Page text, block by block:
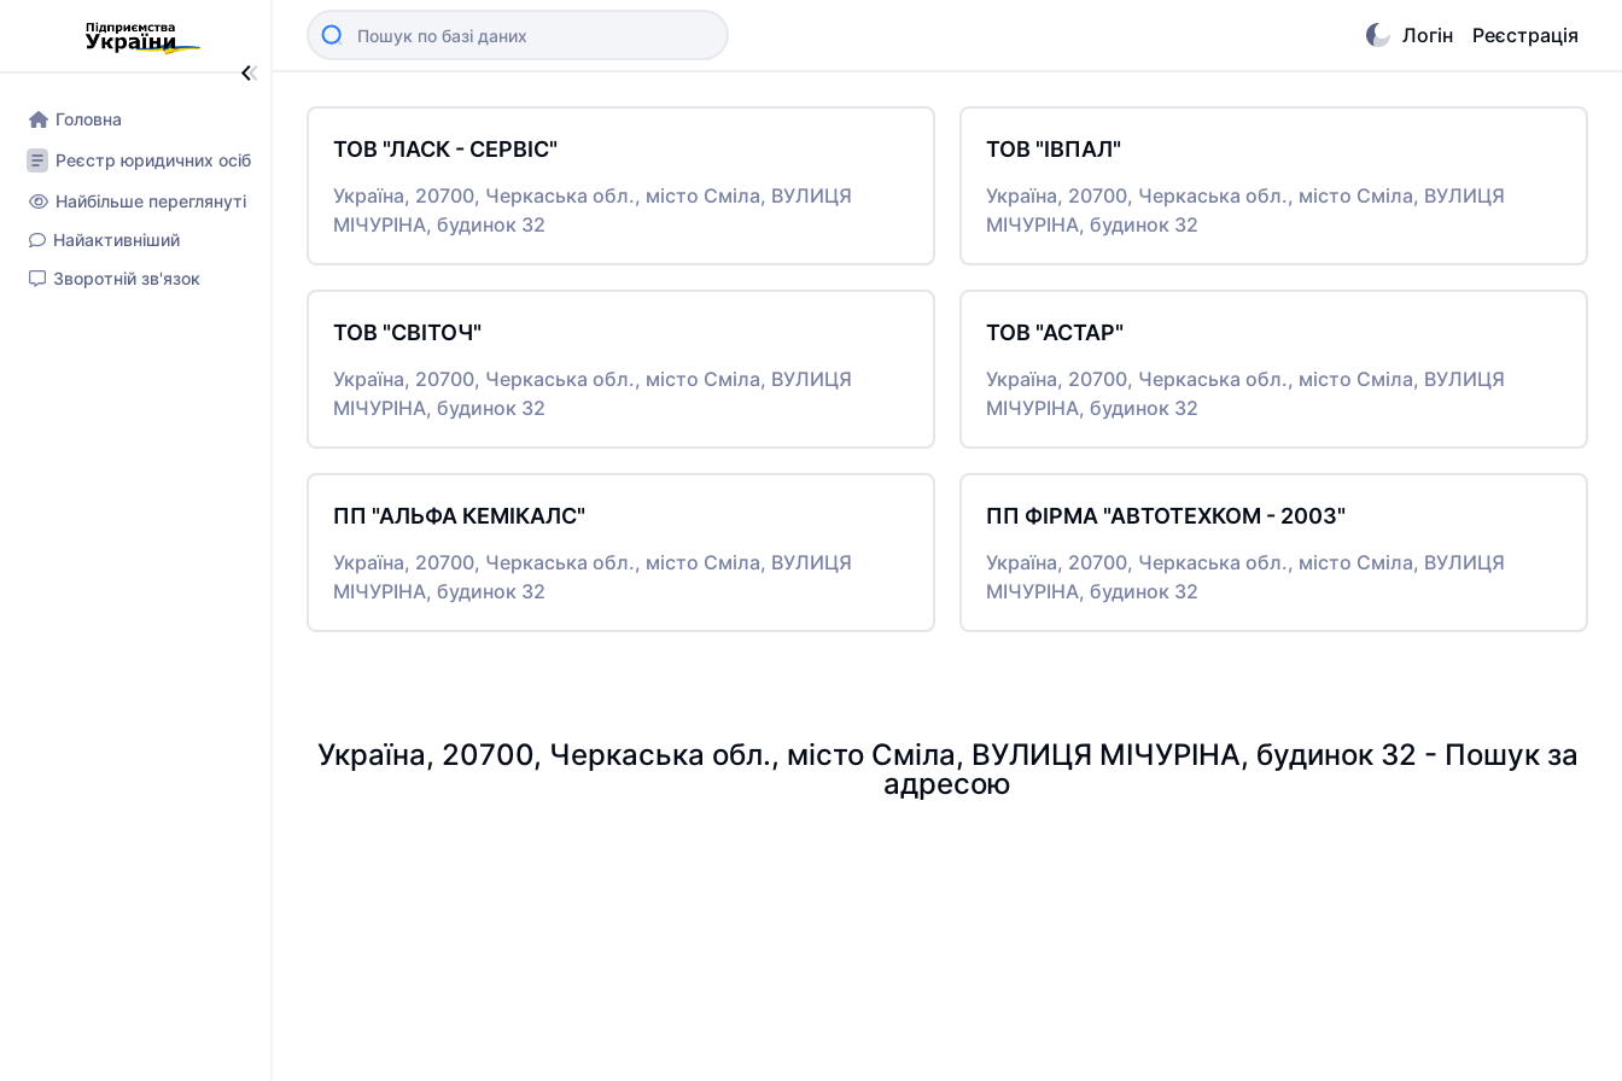
Головна
Реєстр юридичних осіб
Найбільше переглянуті
Найактивніший
Зворотній зв'язок
Логін Реєстрація
ТОВ "ЛАСК - СЕРВІС"
Україна, 20700, Черкаська обл., місто Сміла, ВУЛИЦЯ
МІЧУРІНА, будинок 32
ТОВ "ІВПАЛ"
Україна, 20700, Черкаська обл., місто Сміла, ВУЛИЦЯ
МІЧУРІНА, будинок 32
ТОВ "СВІТОЧ"
Україна, 20700, Черкаська обл., місто Сміла, ВУЛИЦЯ
МІЧУРІНА, будинок 32
ТОВ "АСТАР"
Україна, 20700, Черкаська обл., місто Сміла, ВУЛИЦЯ
МІЧУРІНА, будинок 32
ПП "АЛЬФА КЕМІКАЛС"
Україна, 20700, Черкаська обл., місто Сміла, ВУЛИЦЯ
МІЧУРІНА, будинок 32
ПП ФІРМА "АВТОТЕХКОМ - 2003"
Україна, 20700, Черкаська обл., місто Сміла, ВУЛИЦЯ
МІЧУРІНА, будинок 32
Україна, 20700, Черкаська обл., місто Сміла, ВУЛИЦЯ МІЧУРІНА, будинок 32 - Пошук за
адресою